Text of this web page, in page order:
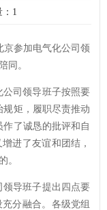
：1
参加电气化公司领
同。
司领导班子按照要
矩，履职尽责推动
了诚恳的批评和自
进了友谊和团结，
。
导班子提出四点要
分融合。各级党组